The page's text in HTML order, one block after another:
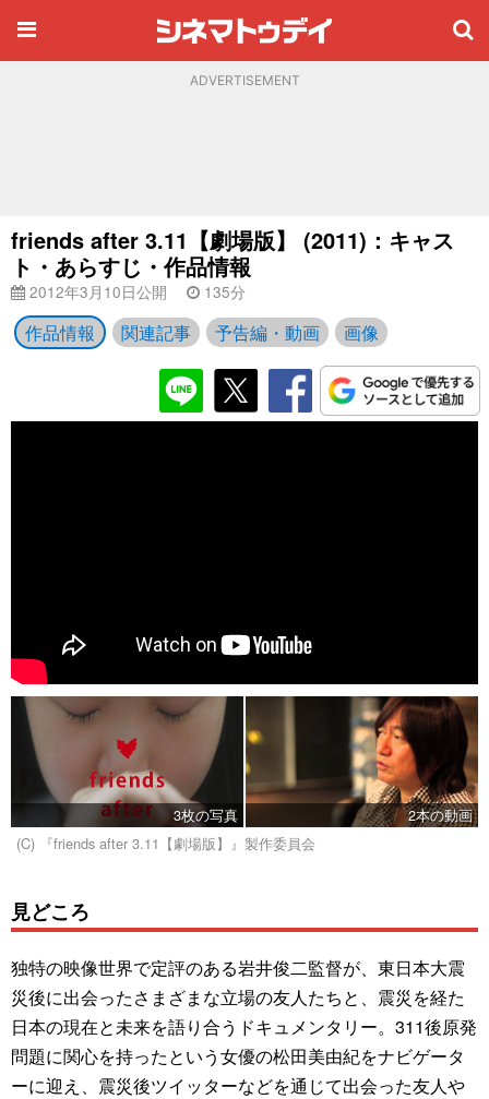
ADVERTISEMENT
friends after 3.11【劇場版】 (2011)：キャス
ト・あらすじ・作品情報
2012年3月10日公開 135分
作品情報 関連記事 予告編・動画 画像
3枚の写真
2本の動画
(C) 『friends after 3.11【劇場版】』製作委員会
見どころ
独特の映像世界で定評のある岩井俊二監督が、東日本大震
災後に出会ったさまざまな立場の友人たちと、震災を経た
日本の現在と未来を語り合うドキュメンタリー。311後原発
問題に関心を持ったという女優の松田美由紀をナビゲータ
ーに迎え、震災後ツイッターなどを通じて出会った友人や